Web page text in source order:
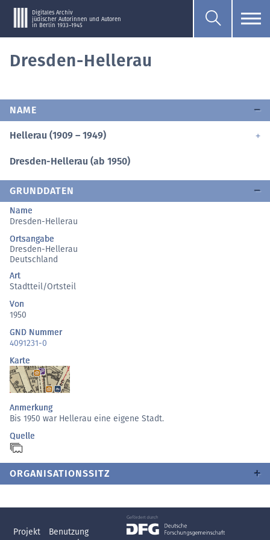
Digitales Archiv
jüdischer Autorinnen und Autoren
in Berlin 1933–1945
Dresden-Hellerau
NAME
Hellerau (1909 – 1949)
Dresden-Hellerau (ab 1950)
GRUNDDATEN
Name
Dresden-Hellerau
Ortsangabe
Dresden-Hellerau
Deutschland
Art
Stadtteil/Ortsteil
Von
1950
GND Nummer
4091231-0
Karte
Anmerkung
Bis 1950 war Hellerau eine eigene Stadt.
Quelle
ORGANISATIONSSITZ
Projekt
Benutzung